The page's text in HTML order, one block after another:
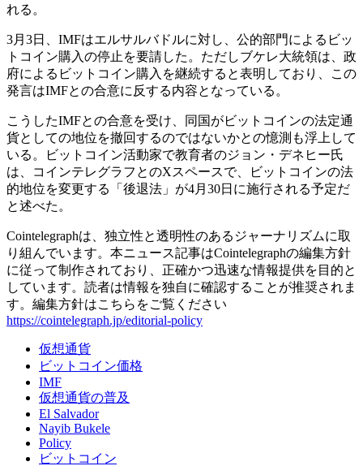
れる。
3月3日、IMFはエルサルバドルに対し、公的部門によるビッ
トコイン購入の停止を要請した。ただしブケレ大統領は、政
府によるビットコイン購入を継続すると表明しており、この
発言はIMFとの合意に反する内容となっている。
こうしたIMFとの合意を受け、同国がビットコインの法定通
貨としての地位を撤回するのではないかとの憶測も浮上して
いる。ビットコイン活動家で教育者のジョン・デネヒー氏
は、コインテレグラフとのXスペースで、ビットコインの法
的地位を変更する「後退法」が4月30日に施行される予定だ
と述べた。
Cointelegraphは、独立性と透明性のあるジャーナリズムに取
り組んでいます。本ニュース記事はCointelegraphの編集方針
に従って制作されており、正確かつ迅速な情報提供を目的と
しています。読者は情報を独自に確認することが推奨されま
す。編集方針はこちらをご覧ください
https://cointelegraph.jp/editorial-policy
仮想通貨
ビットコイン価格
IMF
仮想通貨の普及
El Salvador
Nayib Bukele
Policy
ビットコイン